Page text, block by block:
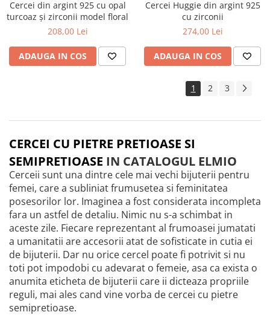
Cercei din argint 925 cu opal
turcoaz și zirconii model floral
208,00 Lei
ADAUGA IN COS
Cercei Huggie din argint 925
cu zirconii
274,00 Lei
ADAUGA IN COS
1 2 3
CERCEI CU PIETRE PRETIOASE SI
SEMIPRETIOASE IN CATALOGUL ELMIO
Cerceii sunt una dintre cele mai vechi bijuterii pentru
femei, care a subliniat frumusetea si feminitatea
posesorilor lor. Imaginea a fost considerata incompleta
fara un astfel de detaliu. Nimic nu s-a schimbat in
aceste zile. Fiecare reprezentant al frumoasei jumatati
a umanitatii are accesorii atat de sofisticate in cutia ei
de bijuterii. Dar nu orice cercel poate fi potrivit si nu
toti pot impodobi cu adevarat o femeie, asa ca exista o
anumita eticheta de bijuterii care ii dicteaza propriile
reguli, mai ales cand vine vorba de cercei cu pietre
semipretioase.